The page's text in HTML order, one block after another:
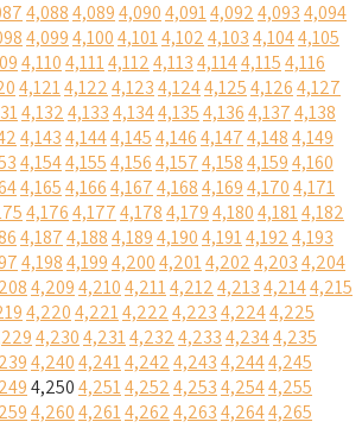
4,0884,0894,0904,0914,0924,0934,094
4,0994,1004,1014,1024,1034,1044,105
4,1104,1114,1124,1134,1144,1154,116
4,1214,1224,1234,1244,1254,1264,127
4,1324,1334,1344,1354,1364,1374,138
4,1434,1444,1454,1464,1474,1484,149
4,1544,1554,1564,1574,1584,1594,160
4,1654,1664,1674,1684,1694,1704,171
4,1764,1774,1784,1794,1804,1814,182
4,1874,1884,1894,1904,1914,1924,193
4,1984,1994,2004,2014,2024,2034,204
4,2094,2104,2114,2124,2134,2144,215
4,2204,2214,2224,2234,2244,225
4,2304,2314,2324,2334,2344,235
4,2404,2414,2424,2434,2444,245
4,2504,2514,2524,2534,2544,255
4,2604,2614,2624,2634,2644,265